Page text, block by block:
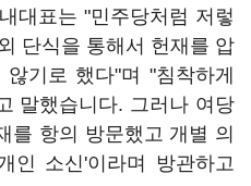
대표는 "민주당처럼 저렇
단식을 통해서 헌재를 압
기로 했다"며 "침착하게
말했습니다. 그러나 여당
를 항의 방문했고 개별 의
인 소신'이라며 방관하고